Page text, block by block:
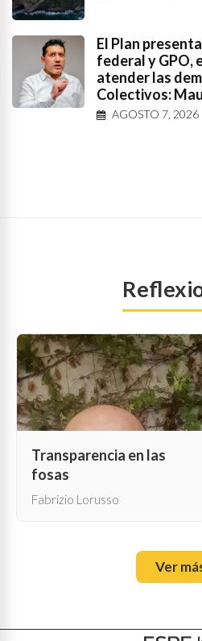
El Plan
federal y GPO,
atender las
Colectivos:
AGOSTO 7, 2026
Transparencia en las
fosas
Fabrizio Lorusso
Ver